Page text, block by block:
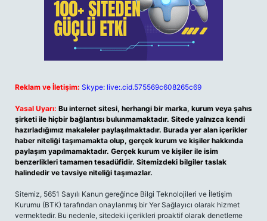
Reklam ve İletişim: Skype: live:.cid.575569c608265c69
Yasal Uyarı: Bu internet sitesi, herhangi bir marka, kurum veya şahıs
şirketi ile hiçbir bağlantısı bulunmamaktadır. Sitede yalnızca kendi
hazırladığımız makaleler paylaşılmaktadır. Burada yer alan içerikler
haber niteliği taşımamakta olup, gerçek kurum ve kişiler hakkında
paylaşım yapılmamaktadır. Gerçek kurum ve kişiler ile isim
benzerlikleri tamamen tesadüfidir. Sitemizdeki bilgiler taslak
halindedir ve tavsiye niteliği taşımazlar.
Sitemiz, 5651 Sayılı Kanun gereğince Bilgi Teknolojileri ve İletişim
Kurumu (BTK) tarafından onaylanmış bir Yer Sağlayıcı olarak hizmet
vermektedir. Bu nedenle, sitedeki içerikleri proaktif olarak denetleme